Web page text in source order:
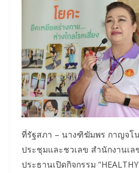
ที่รัฐสภา – นางฑิฆัมพร กาญจโ
ประชุมและชวเลข สำนักงานเ
ประธานเปิดกิจกรรม